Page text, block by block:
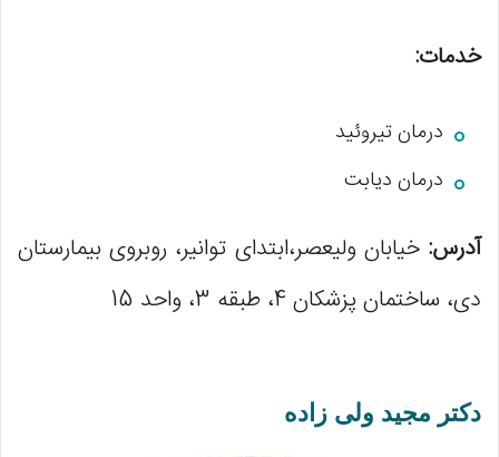
خدمات:
درمان تیروئید
درمان دیابت
آدرس: خیابان ولیعصر،ابتدای توانیر، روبروی بیمارستان
دی، ساختمان پزشکان 4، طبقه 3، واحد 15
دکتر مجید ولی زاده